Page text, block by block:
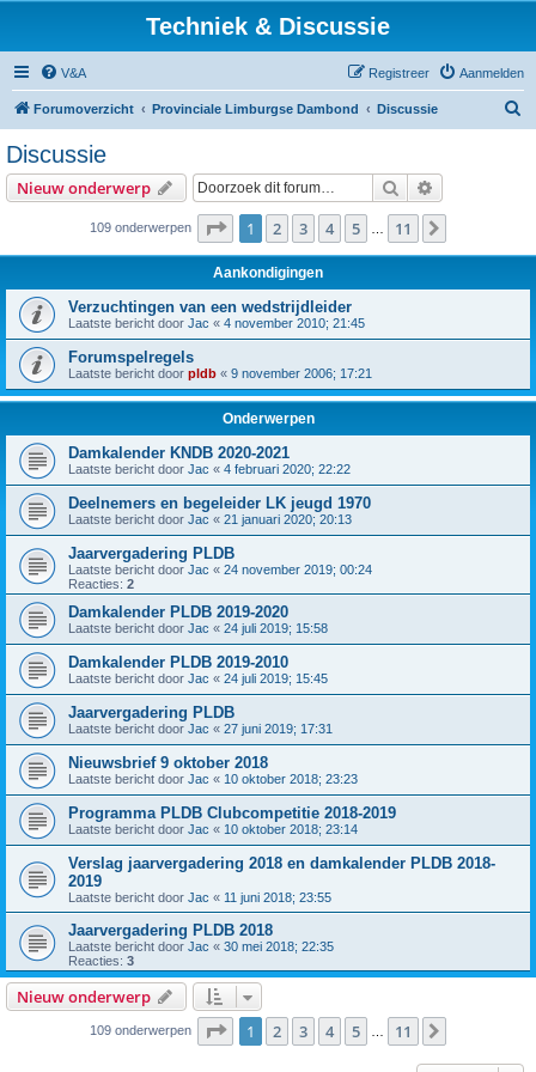
Techniek & Discussie
V&A Aanmelden
Registreer
Forumoverzicht Provinciale Limburgse Dambond Discussie
Discussie
Nieuw onderwerp Zoek
109 onderwerpen Pagina van 11
1 2 3 4 5 11
Aankondigingen
Verzuchtingen van een wedstrijdleider
Laatste bericht door Jac « 4 november 2010; 21:45
Forumspelregels
Laatste bericht door pldb « 9 november 2006; 17:21
Onderwerpen
Damkalender KNDB 2020-2021
Laatste bericht door Jac « 4 februari 2020; 22:22
Deelnemers en begeleider LK jeugd 1970
Laatste bericht door Jac « 21 januari 2020; 20:13
Jaarvergadering PLDB
Laatste bericht door Jac « 24 november 2019; 00:24
Reacties: 2
Damkalender PLDB 2019-2020
Laatste bericht door Jac « 24 juli 2019; 15:58
Damkalender PLDB 2019-2010
Laatste bericht door Jac « 24 juli 2019; 15:45
Jaarvergadering PLDB
Laatste bericht door Jac « 27 juni 2019; 17:31
Nieuwsbrief 9 oktober 2018
Laatste bericht door Jac « 10 oktober 2018; 23:23
Programma PLDB Clubcompetitie 2018-2019
Laatste bericht door Jac « 10 oktober 2018; 23:14
Verslag jaarvergadering 2018 en damkalender PLDB 2018-
2019
Laatste bericht door Jac « 11 juni 2018; 23:55
Jaarvergadering PLDB 2018
Laatste bericht door Jac « 30 mei 2018; 22:35
Reacties: 3
Nieuw onderwerp
109 onderwerpen Pagina van 11
1 2 3 4 5 11